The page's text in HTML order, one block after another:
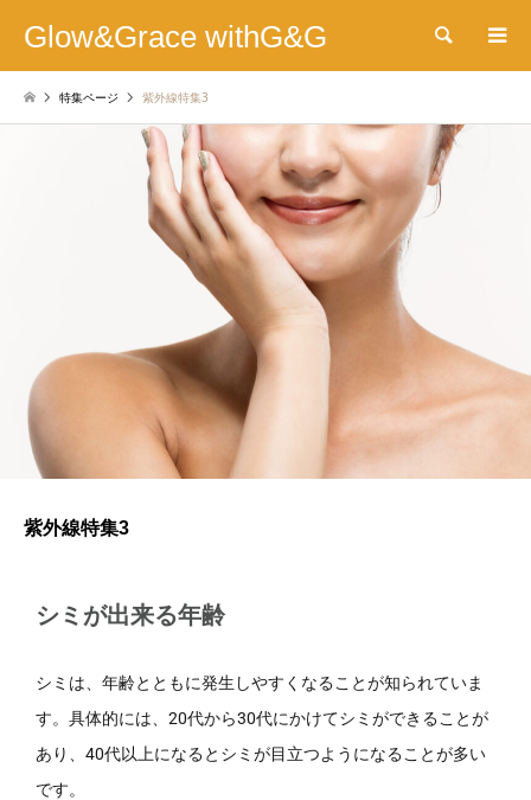
Glow&Grace withG&G 検索
特集ページ 紫外線特集3
紫外線特集3
シミが出来る年齢
シミは、年齢とともに発生しやすくなることが知られていま
す。具体的には、20代から30代にかけてシミができることが
あり、40代以上になるとシミが目立つようになることが多い
です。